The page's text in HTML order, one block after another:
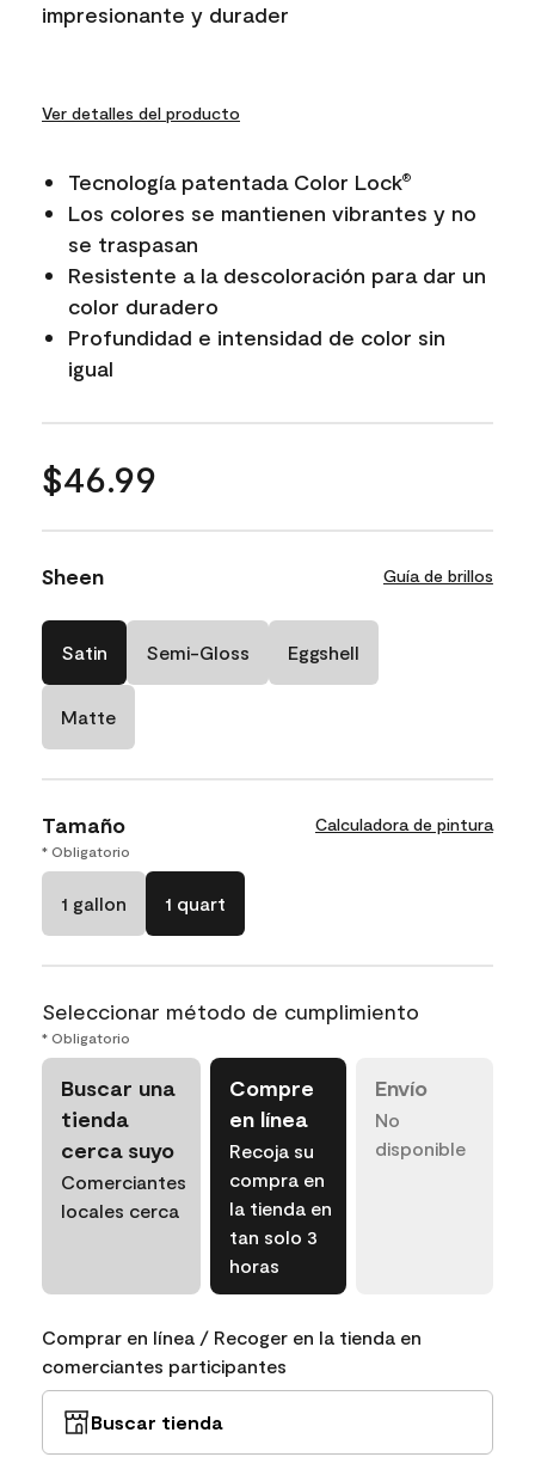
impresionante y durader
Ver detalles del producto
Tecnología patentada Color Lock®
Los colores se mantienen vibrantes y no
se traspasan
Resistente a la descoloración para dar un
color duradero
Profundidad e intensidad de color sin
igual
$46.99
Sheen Guía de brillos
Satin Semi-Gloss Eggshell
Matte
Tamaño Calculadora de pintura
* Obligatorio
1 gallon 1 quart
Seleccionar método de cumplimiento
* Obligatorio
Buscar una
tienda
cerca suyo
Comerciantes
locales cerca
Compre
en línea
Recoja su
compra en
la tienda en
tan solo 3
horas
Envío
No
disponible
Comprar en línea / Recoger en la tienda en
comerciantes participantes
Buscar tienda